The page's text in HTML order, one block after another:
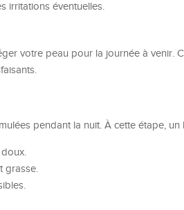
irritations éventuelles.
votre peau pour la journée à venir.
pendant la nuit. À cette étape,
grasse.